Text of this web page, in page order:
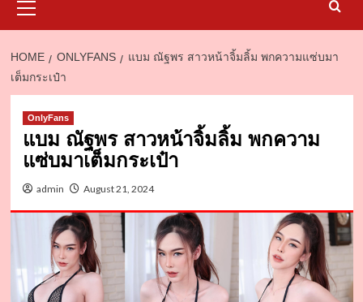
Menu
HOME ONLYFANS
แบม ณัฐพร สาวหน้าจิ้มลิ้ม พกความแซ่บมา
เต็มกระเป๋า
OnlyFans
แบม ณัฐพร สาวหน้าจิ้มลิ้ม พกความ
แซ่บมาเต็มกระเป๋า
admin August 21, 2024